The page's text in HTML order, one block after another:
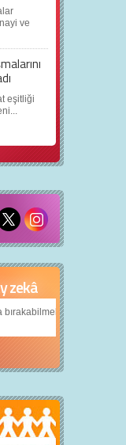
ve
eşitliği